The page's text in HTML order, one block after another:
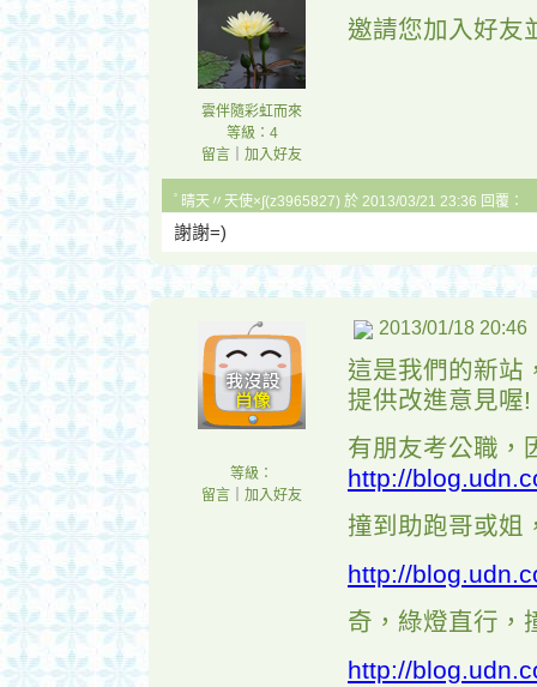
雲伴隨彩虹而來
等級：4
留言
加入好友
邀請您加入好友
ﾟ晴天〃天使×∫(z3965827) 於 2013/03/21 23:36 回覆：
謝謝=)
等級：
留言
加入好友
2013/01/18 20:46
這是我們的新站
提供改進意見喔!
有朋友考公職，
http://
撞到助跑哥或姐
http://
奇，綠燈直行，
http://